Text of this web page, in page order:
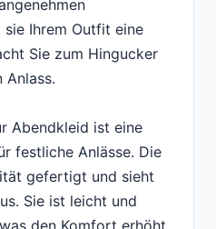
Ihrem Outfit eine
Sie zum Hingucker
Anlass.
Abendkleid ist eine
festliche Anlässe. Die
gefertigt und sieht
Sie ist leicht und